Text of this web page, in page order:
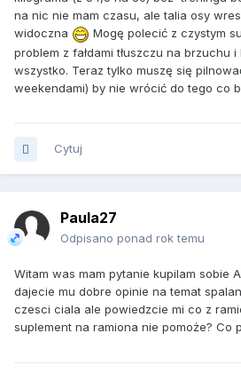
na nic nie mam czasu, ale talia osy
widoczna
Mogę polecić z czystym
problem z fałdami tłuszczu na brzuchu
wszystko. Teraz tylko muszę się
weekendami) by nie wrócić do tego co
Cytuj
Paula27
Odpisano ponad rok temu
Witam was mam pytanie kupilam sobie
dajecie mu dobre opinie na temat
czesci ciala ale powiedzcie mi co z
suplement na ramiona nie pomoże? Co